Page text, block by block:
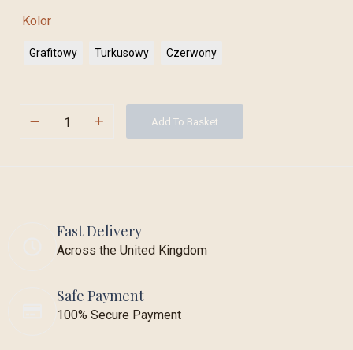
Kolor
Grafitowy Turkusowy Czerwony
Add To Basket
Fast Delivery
Across the United Kingdom
Safe Payment
100% Secure Payment